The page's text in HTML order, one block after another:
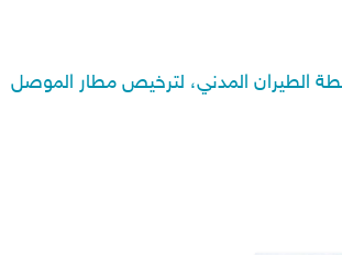
الطيران المدني، لترخيص مطار الموصل